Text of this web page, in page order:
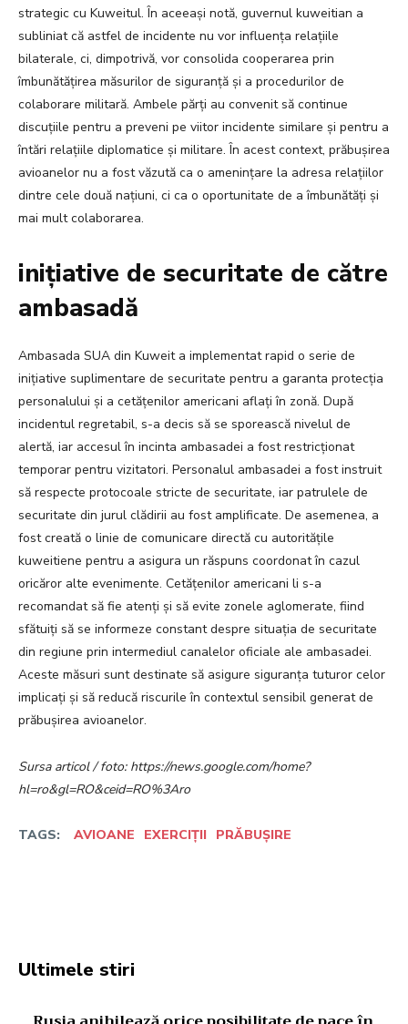
strategic cu Kuweitul. În aceeași notă, guvernul kuweitian a
subliniat că astfel de incidente nu vor influența relațiile
bilaterale, ci, dimpotrivă, vor consolida cooperarea prin
îmbunătățirea măsurilor de siguranță și a procedurilor de
colaborare militară. Ambele părți au convenit să continue
discuțiile pentru a preveni pe viitor incidente similare și pentru a
întări relațiile diplomatice și militare. În acest context, prăbușirea
avioanelor nu a fost văzută ca o amenințare la adresa relațiilor
dintre cele două națiuni, ci ca o oportunitate de a îmbunătăți și
mai mult colaborarea.
inițiative de securitate de către
ambasadă
Ambasada SUA din Kuweit a implementat rapid o serie de
inițiative suplimentare de securitate pentru a garanta protecția
personalului și a cetățenilor americani aflați în zonă. După
incidentul regretabil, s-a decis să se sporească nivelul de
alertă, iar accesul în incinta ambasadei a fost restricționat
temporar pentru vizitatori. Personalul ambasadei a fost instruit
să respecte protocoale stricte de securitate, iar patrulele de
securitate din jurul clădirii au fost amplificate. De asemenea, a
fost creată o linie de comunicare directă cu autoritățile
kuweitiene pentru a asigura un răspuns coordonat în cazul
oricăror alte evenimente. Cetățenilor americani li s-a
recomandat să fie atenți și să evite zonele aglomerate, fiind
sfătuiți să se informeze constant despre situația de securitate
din regiune prin intermediul canalelor oficiale ale ambasadei.
Aceste măsuri sunt destinate să asigure siguranța tuturor celor
implicați și să reducă riscurile în contextul sensibil generat de
prăbușirea avioanelor.
Sursa articol / foto: https://news.google.com/home?
hl=ro&gl=RO&ceid=RO%3Aro
TAGS: AVIOANE EXERCIȚII PRĂBUȘIRE
Ultimele stiri